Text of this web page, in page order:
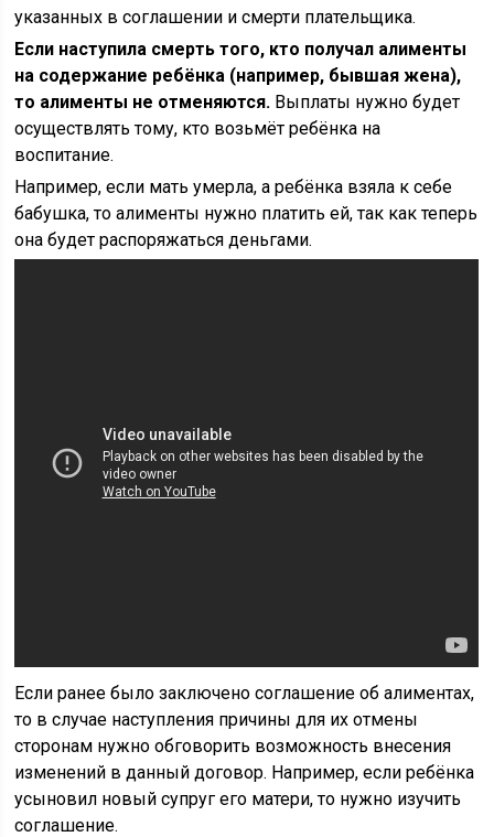
указанных в соглашении и смерти плательщика.
Если наступила смерть того, кто получал алименты
на содержание ребёнка (например, бывшая жена),
то алименты не отменяются. Выплаты нужно будет
осуществлять тому, кто возьмёт ребёнка на
воспитание.
Например, если мать умерла, а ребёнка взяла к себе
бабушка, то алименты нужно платить ей, так как теперь
она будет распоряжаться деньгами.
Если ранее было заключено соглашение об алиментах,
то в случае наступления причины для их отмены
сторонам нужно обговорить возможность внесения
изменений в данный договор. Например, если ребёнка
усыновил новый супруг его матери, то нужно изучить
соглашение.